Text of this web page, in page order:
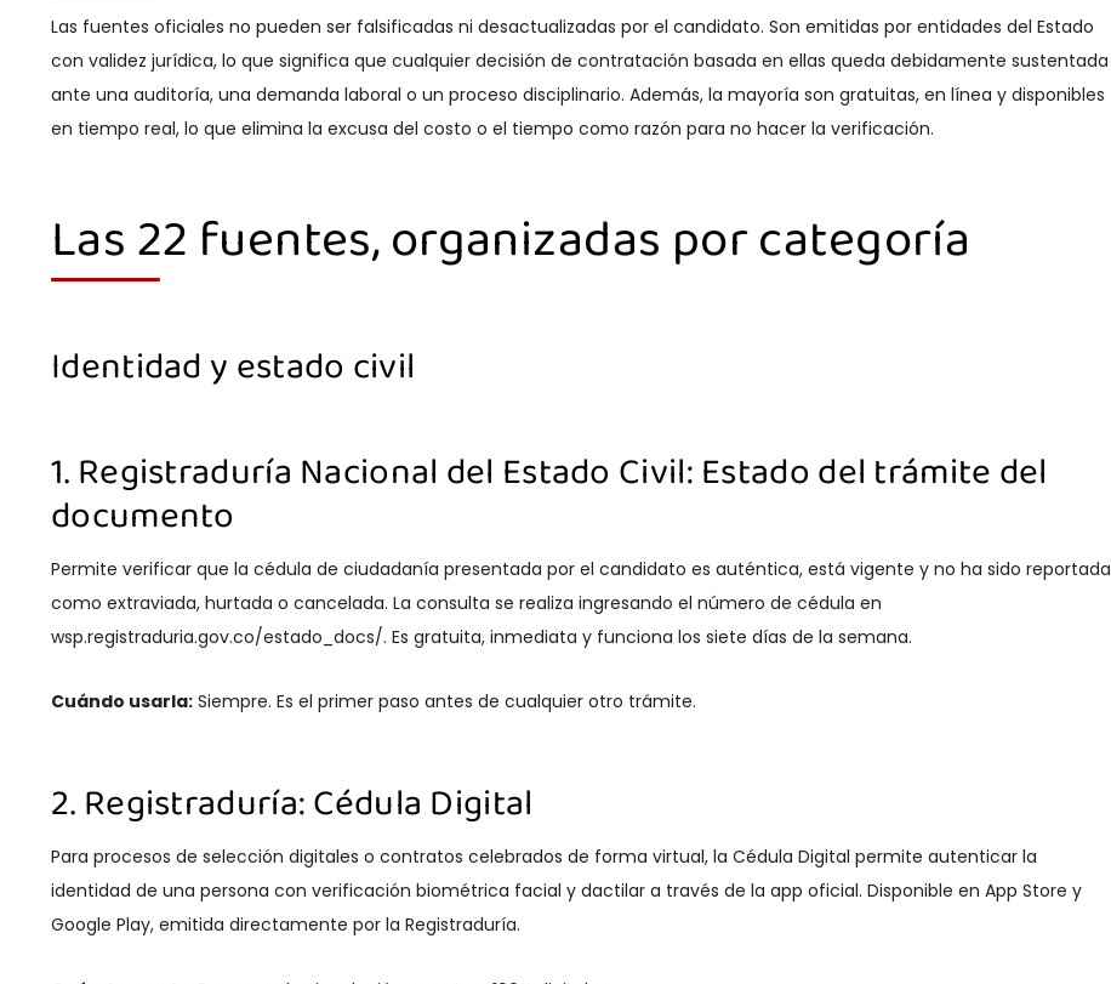
Las fuentes oficiales no pueden ser falsificadas ni desactualizadas por el candidato. Son emitidas por entidades del Estado
con validez jurídica, lo que significa que cualquier decisión de contratación basada en ellas queda debidamente sustentada
ante una auditoría, una demanda laboral o un proceso disciplinario. Además, la mayoría son gratuitas, en línea y disponibles
en tiempo real, lo que elimina la excusa del costo o el tiempo como razón para no hacer la verificación.
Las 22 fuentes, organizadas por categoría
Identidad y estado civil
1. Registraduría Nacional del Estado Civil: Estado del trámite del
documento
Permite verificar que la cédula de ciudadanía presentada por el candidato es auténtica, está vigente y no ha sido reportada
como extraviada, hurtada o cancelada. La consulta se realiza ingresando el número de cédula en
wsp.registraduria.gov.co/estado_docs/. Es gratuita, inmediata y funciona los siete días de la semana.
Cuándo usarla: Siempre. Es el primer paso antes de cualquier otro trámite.
2. Registraduría: Cédula Digital
Para procesos de selección digitales o contratos celebrados de forma virtual, la Cédula Digital permite autenticar la
identidad de una persona con verificación biométrica facial y dactilar a través de la app oficial. Disponible en App Store y
Google Play, emitida directamente por la Registraduría.